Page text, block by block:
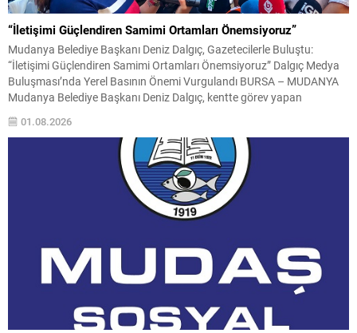
“İletişimi Güçlendiren Samimi Ortamları Önemsiyoruz”
Mudanya Belediye Başkanı Deniz Dalgıç, Gazetecilerle Buluştu:
“İletişimi Güçlendiren Samimi Ortamları Önemsiyoruz” Dalgıç Medya
Buluşması’nda Yerel Basının Önemi Vurgulandı BURSA – MUDANYA
Mudanya Belediye Başkanı Deniz Dalgıç, kentte görev yapan
gazetecilerle düzenlenen Dalgıç Medya Buluşması programında bir
araya geldi. Yerel basın mensuplarının yoğun katılım gösterdiği
buluşmada, resmi gündem başlıklarından uzak,...
01.08.2026